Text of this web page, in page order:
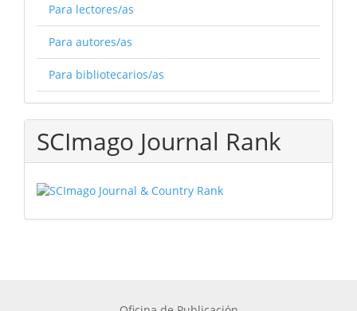
Para lectores/as
Para autores/as
Para bibliotecarios/as
SCImago Journal Rank